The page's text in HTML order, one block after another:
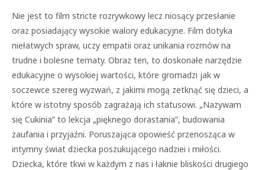
Nie jest to film stricte rozrywkowy lecz niosący przesłanie
oraz posiadający wysokie walory edukacyjne. Film dotyka
niełatwych spraw, uczy empatii oraz unikania rozmów na
trudne i bolesne tematy. Obraz ten, to doskonałe narzędzie
edukacyjne o wysokiej wartości, które gromadzi jak w
soczewce szereg wyzwań, z jakimi mogą zetknąć się dzieci, a
które w istotny sposób zagrażają ich statusowi. „Nazywam
się Cukinia” to lekcja „pięknego dorastania”, budowania
zaufania i przyjaźni. Poruszająca opowieść przenosząca w
intymny świat dziecka poszukującego nadziei i miłości.
Dziecka, które tkwi w każdym z nas i łaknie bliskości drugiego